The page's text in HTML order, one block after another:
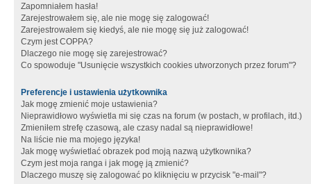
Zapomniałem hasła!
Zarejestrowałem się, ale nie mogę się zalogować!
Zarejestrowałem się kiedyś, ale nie mogę się już zalogować!
Czym jest COPPA?
Dlaczego nie mogę się zarejestrować?
Co spowoduje "Usunięcie wszystkich cookies utworzonych przez forum"?
Preferencje i ustawienia użytkownika
Jak mogę zmienić moje ustawienia?
Nieprawidłowo wyświetla mi się czas na forum (w postach, w profilach, itd.)
Zmieniłem strefę czasową, ale czasy nadal są nieprawidłowe!
Na liście nie ma mojego języka!
Jak mogę wyświetlać obrazek pod moją nazwą użytkownika?
Czym jest moja ranga i jak mogę ją zmienić?
Dlaczego muszę się zalogować po kliknięciu w przycisk "e-mail"?